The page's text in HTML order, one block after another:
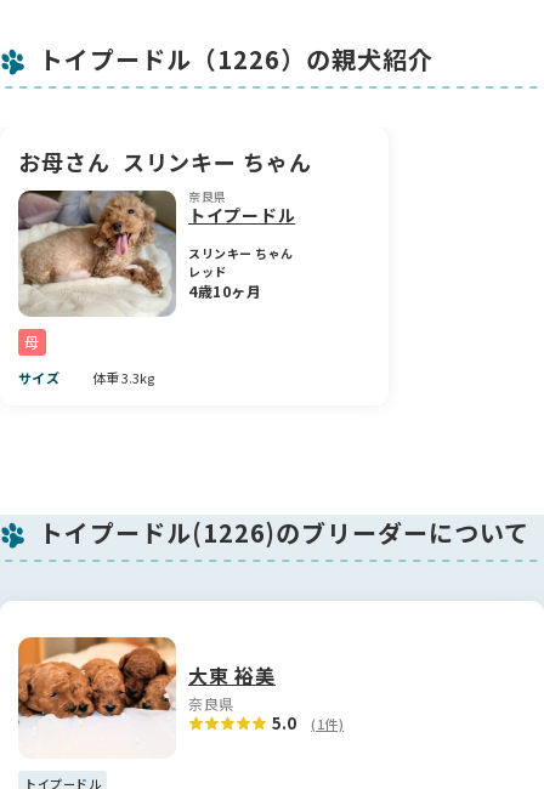
💕 甘えん坊で人が大好き
の中で安心したようにしている姿もとても可愛いですよ。
可愛らしい見た目と優しい性格をあわせ持った、とても魅力的
な男の子です。実際に会っていただくと、きっとこの子の可愛
さをもっと感じていただけると思いますので、ぜひ見学にいら
してください🐶💕
素敵なご縁をお待ちしております。
トイプードル（1226）の親犬紹介
お母さん スリンキー ちゃん
奈良県
トイプードル
スリンキー ちゃん
レッド
4歳10ヶ月
母
サイズ 体重 3.3kg
トイプードル(1226)のブリーダーについて
大東 裕美
奈良県
5.0 (1件)
トイプードル